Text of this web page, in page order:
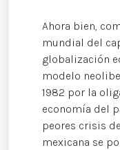
Ahora bien,
mundial del
globalización
modelo
1982 por la
economía del
peores crisis
mexicana se